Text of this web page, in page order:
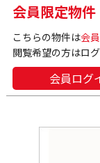
会員限定物件
こちらの物件は会
閲覧希望の方はロ
会員ログ